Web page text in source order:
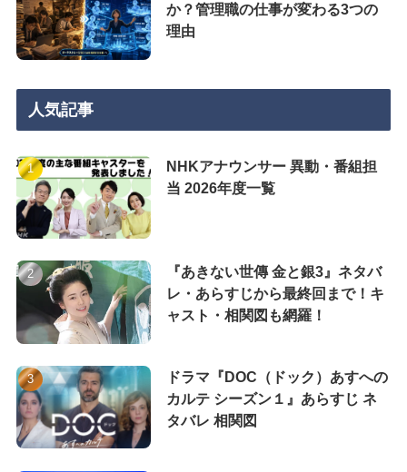
か？管理職の仕事が変わる3つの
理由
人気記事
NHKアナウンサー 異動・番組担
当 2026年度一覧
『あきない世傳 金と銀3』ネタバ
レ・あらすじから最終回まで！キ
ャスト・相関図も網羅！
ドラマ『DOC（ドック）あすへの
カルテ シーズン１』あらすじ ネ
タバレ 相関図